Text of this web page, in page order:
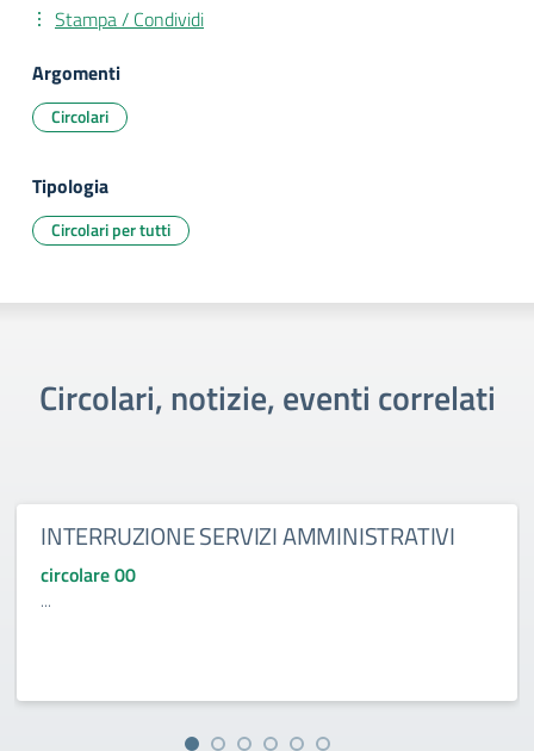
Stampa / Condividi
Argomenti
Circolari
Tipologia
Circolari per tutti
Circolari, notizie, eventi correlati
INTERRUZIONE SERVIZI AMMINISTRATIVI
circolare 00
...